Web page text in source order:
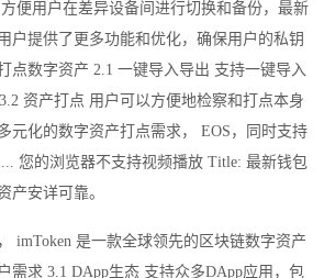
便用户在差异设备间进行切换和备份，最新
户提供了更多功能和优化，确保用户的私钥
点数字资产 2.1 一键导入导出 支持一键导入
资产打点 用户可以方便地检察和打点本身
元化的数字资产打点需求， EOS，同时支持
您的浏览器不支持视频播放 Title: 最新钱包
产安详可靠。
imToken 是一款全球领先的区块链数字资产
需求 3.1 DApp生态 支持众多DApp应用，包